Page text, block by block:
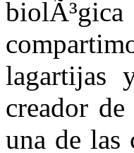
lagartijas
creador
una de las